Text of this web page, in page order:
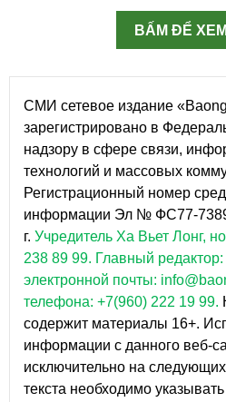
BẤM ĐỂ
СМИ сетевое издание
зарегистрировано в
надзору в сфере связи,
технологий и массовых
Регистрационный номер
информации Эл № ФС77-
г. Учредитель Ха Вьет Лонг,
238 89 99. Главный
электронной почты:
телефона: +7(960) 222 19 99.
содержит материалы 16+.
информации с данного веб-
исключительно на
текста необходимо